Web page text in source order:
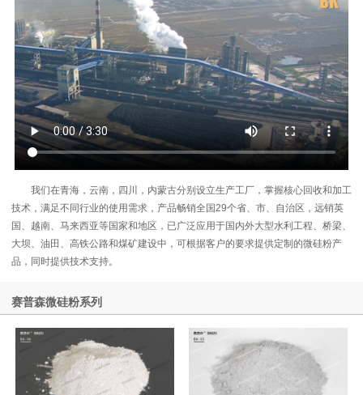
我们在青海，云南，四川，内蒙古分别设立生产工厂，掌握核心回收和加工
技术，满足不同行业的使用需求，产品畅销全国29个省、市、自治区，远销英
国、越南、马来西亚等国家和地区，已广泛应用于国内外大型水利工程、桥梁、
大坝、油田、高铁公路和煤矿建设中，可根据客户的要求提供定制的微硅粉产
品，同时提供技术支持。
赛普森微硅粉系列